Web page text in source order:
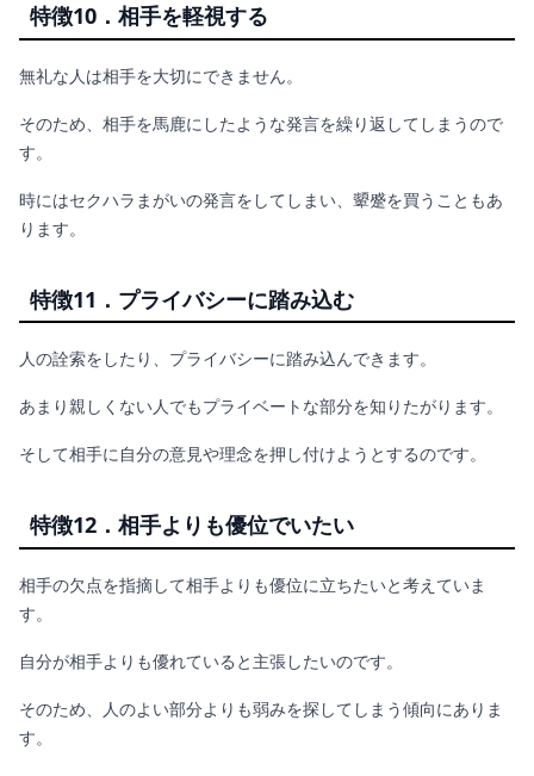
特徴10．相手を軽視する
無礼な人は相手を大切にできません。
そのため、相手を馬鹿にしたような発言を繰り返してしまうので
す。
時にはセクハラまがいの発言をしてしまい、顰蹙を買うこともあ
ります。
特徴11．プライバシーに踏み込む
人の詮索をしたり、プライバシーに踏み込んできます。
あまり親しくない人でもプライベートな部分を知りたがります。
そして相手に自分の意見や理念を押し付けようとするのです。
特徴12．相手よりも優位でいたい
相手の欠点を指摘して相手よりも優位に立ちたいと考えていま
す。
自分が相手よりも優れていると主張したいのです。
そのため、人のよい部分よりも弱みを探してしまう傾向にありま
す。